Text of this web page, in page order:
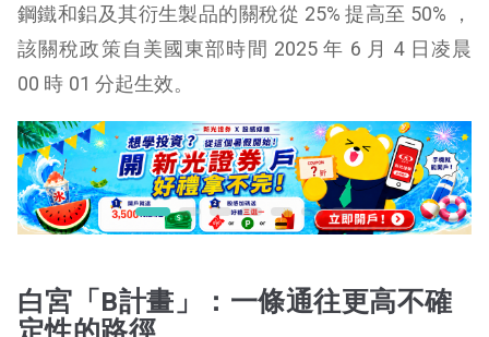
鋼鐵和鋁及其衍生製品的關稅從 25% 提高至 50% ，
該關稅政策自美國東部時間 2025 年 6 月 4 日凌晨
00 時 01 分起生效。
白宮「B計畫」：一條通往更高不確